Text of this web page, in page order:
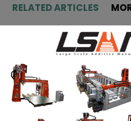
RELATED ARTICLES
TE
de
Le bon